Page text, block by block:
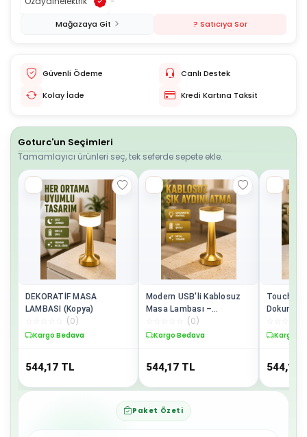
Mağazaya Git ? Satıcıya Sor
Güvenli Ödeme
Canlı Destek
Kolay İade
Kredi Kartına Taksit
Goturc'un Seçimleri
Tamamlayıcı ürünleri seç, tek seferde sepete ekle.
DEKORATİF MASA
LAMBASI (Kopya)
(0)
Kargo Bedava
544,17 TL
Modern USB'li Kablosuz
Masa Lambası –
Minimalist Tasarım, 3
Farklı Parlaklık Yeni Nesil
(0)
Kargo Bedava
544,17 TL
Touch
Gövde
Kargo
544,17
Paket Özeti